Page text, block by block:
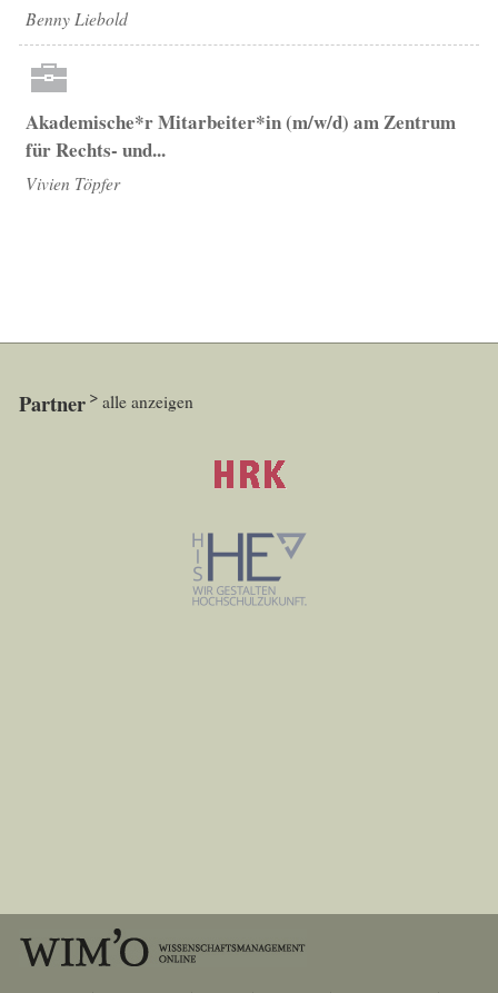
Benny Liebold
Akademische*r Mitarbeiter*in (m/w/d) am Zentrum
für Rechts- und...
Vivien Töpfer
Partner alle anzeigen